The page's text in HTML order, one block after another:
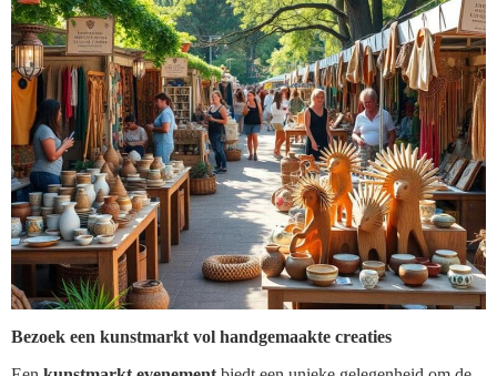
Bezoek een kunstmarkt vol handgemaakte creaties